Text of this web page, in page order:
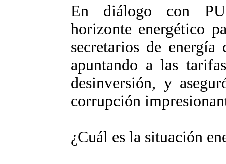
En diálogo con
horizonte energético
secretarios de
apuntando a las
desinversión, y
corrupción
¿Cuál es la situación